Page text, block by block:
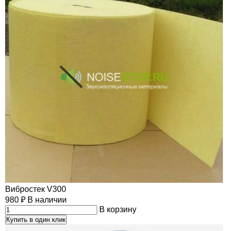
Вибростек V300
980 ₽ В наличии
В корзину
Купить в один клик